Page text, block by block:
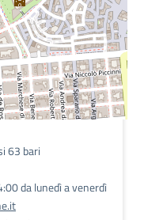
63 bari
da lunedì a venerdì